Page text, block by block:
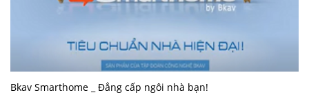
Bkav Smarthome _ Đẳng cấp ngôi nhà bạn!